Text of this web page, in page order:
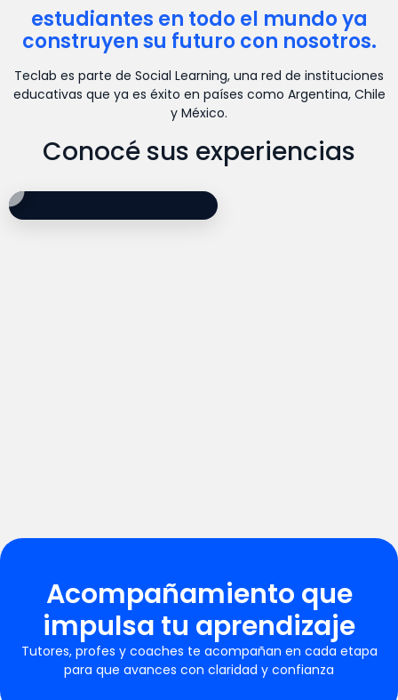
estudiantes en todo el mundo ya
construyen su futuro con nosotros.
Teclab es parte de Social Learning, una red de instituciones
educativas que ya es éxito en países como Argentina, Chile
y México.
Conocé sus experiencias
Opinión de alumno de Marketing Digital:
Acompañamiento que
impulsa tu aprendizaje
Tutores, profes y coaches te acompañan en cada etapa
para que avances con claridad y confianza